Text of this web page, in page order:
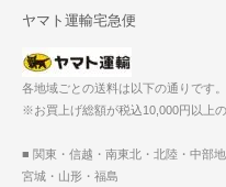
ヤマト運輸宅急便
各地域ごとの送料は以下の通りです。
※お買上げ総額が税込10,000円以上
■ 関東・信越・南東北・北陸・中部地
宮城・山形・福島